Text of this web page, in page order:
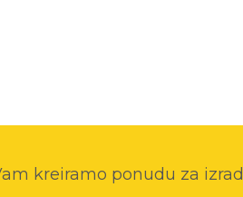
kreiramo ponudu za